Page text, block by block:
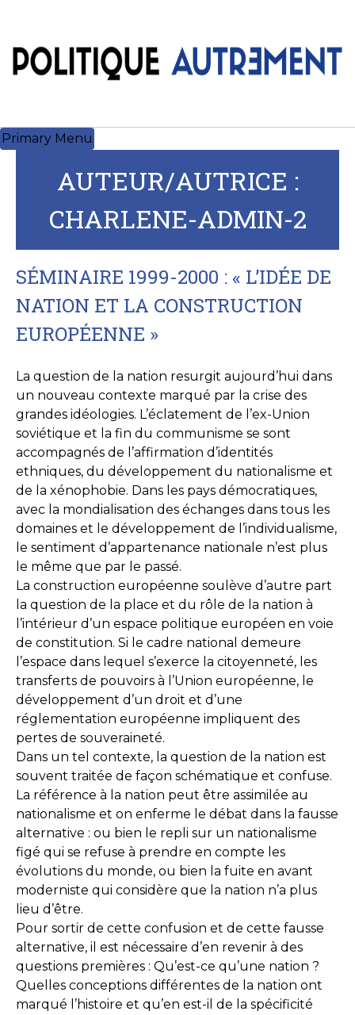
content
Primary Menu
AUTEUR/AUTRICE :
CHARLENE-ADMIN-2
SÉMINAIRE 1999-2000 : « L’IDÉE DE
NATION ET LA CONSTRUCTION
EUROPÉENNE »
La question de la nation resurgit aujourd’hui dans
un nouveau contexte marqué par la crise des
grandes idéologies. L’éclatement de l’ex-Union
soviétique et la fin du communisme se sont
accompagnés de l’affirmation d’identités
ethniques, du développement du nationalisme et
de la xénophobie. Dans les pays démocratiques,
avec la mondialisation des échanges dans tous les
domaines et le développement de l’individualisme,
le sentiment d’appartenance nationale n’est plus
le même que par le passé.
La construction européenne soulève d’autre part
la question de la place et du rôle de la nation à
l’intérieur d’un espace politique européen en voie
de constitution. Si le cadre national demeure
l’espace dans lequel s’exerce la citoyenneté, les
transferts de pouvoirs à l’Union européenne, le
développement d’un droit et d’une
réglementation européenne impliquent des
pertes de souveraineté.
Dans un tel contexte, la question de la nation est
souvent traitée de façon schématique et confuse.
La référence à la nation peut être assimilée au
nationalisme et on enferme le débat dans la fausse
alternative : ou bien le repli sur un nationalisme
figé qui se refuse à prendre en compte les
évolutions du monde, ou bien la fuite en avant
moderniste qui considère que la nation n’a plus
lieu d’être.
Pour sortir de cette confusion et de cette fausse
alternative, il est nécessaire d’en revenir à des
questions premières : Qu’est-ce qu’une nation ?
Quelles conceptions différentes de la nation ont
marqué l’histoire et qu’en est-il de la spécificité